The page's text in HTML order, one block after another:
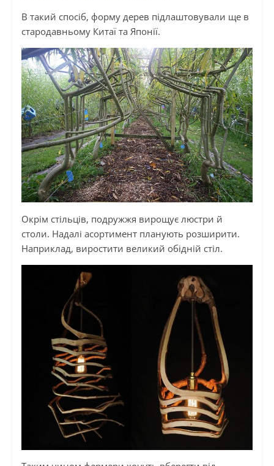
В такий спосіб, форму дерев підлаштовували ще в
стародавньому Китаї та Японії.
Окрім стільців, подружжя вирощує люстри й
столи. Надалі асортимент планують розширити.
Наприклад, виростити великий обідній стіл.